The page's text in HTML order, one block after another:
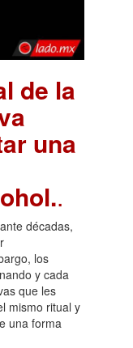
de la
una
.
décadas,
los
y cada
que les
mismo ritual y
una forma